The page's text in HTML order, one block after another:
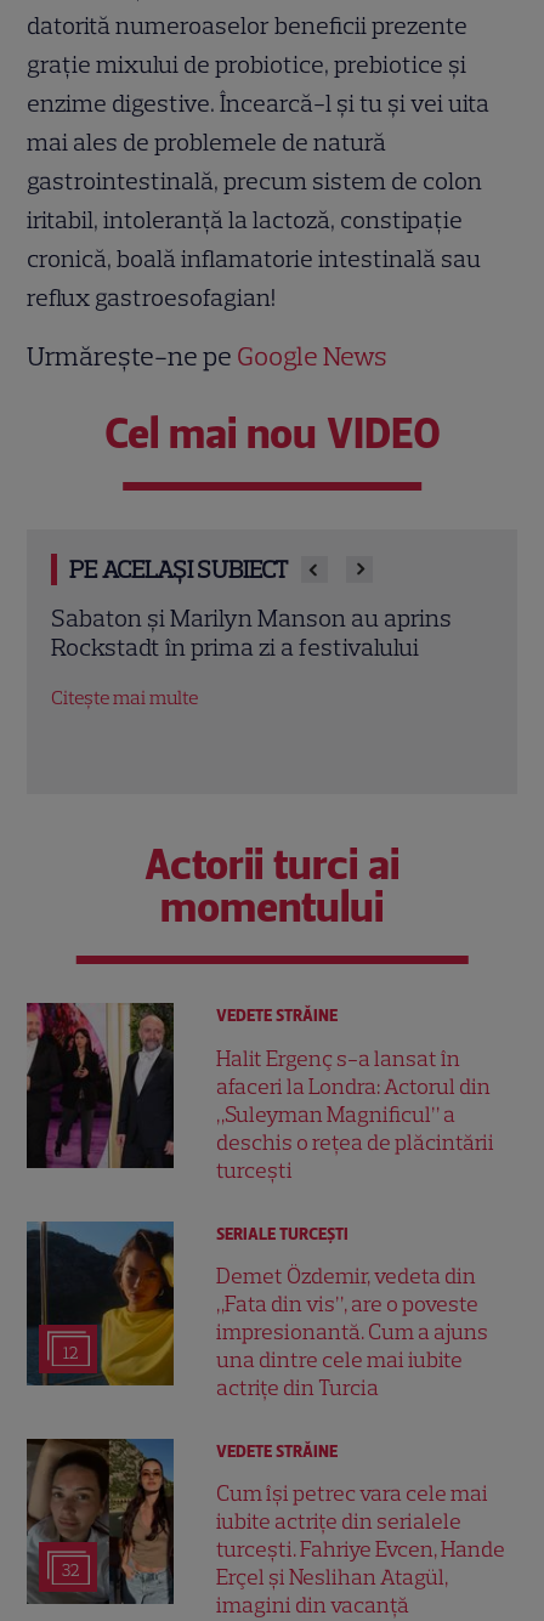
datorită numeroaselor beneficii prezente
grație mixului de probiotice, prebiotice și
enzime digestive. Încearcă-l și tu și vei uita
mai ales de problemele de natură
gastrointestinală, precum sistem de colon
iritabil, intoleranță la lactoză, constipație
cronică, boală inflamatorie intestinală sau
reflux gastroesofagian!
Urmărește-ne pe Google News
Cel mai nou VIDEO
PE ACELAȘI SUBIECT
De ce să citești “Soți și amanți”? O
poveste despre iubiri imposibile și
Actorii turci ai
momentului
VEDETE STRĂINE
Halit Ergenç s-a lansat în
afaceri la Londra: Actorul din
„Suleyman Magnificul” a
deschis o rețea de plăcintării
turcești
12
SERIALE TURCEŞTI
Demet Özdemir, vedeta din
„Fata din vis”, are o poveste
impresionantă. Cum a ajuns
una dintre cele mai iubite
actrițe din Turcia
32
VEDETE STRĂINE
Cum își petrec vara cele mai
iubite actrițe din serialele
turcești. Fahriye Evcen, Hande
Erçel și Neslihan Atagül,
imagini din vacanță